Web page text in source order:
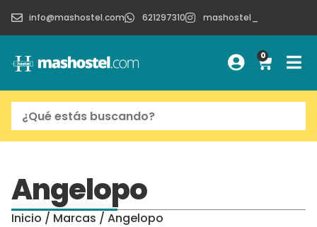
info@mashostel.com 621297310 mashostel_
0
Angelopo
Inicio / Marcas / Angelopo